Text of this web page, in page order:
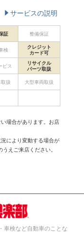
サービスの説明
証 整備保証
検
クレジット
カード可
ビス
リサイクル
パーツ取扱
扱 大型車両取扱
場合があります。お店
により変動する場合が
えご来店ください。
車検など自動車のことな